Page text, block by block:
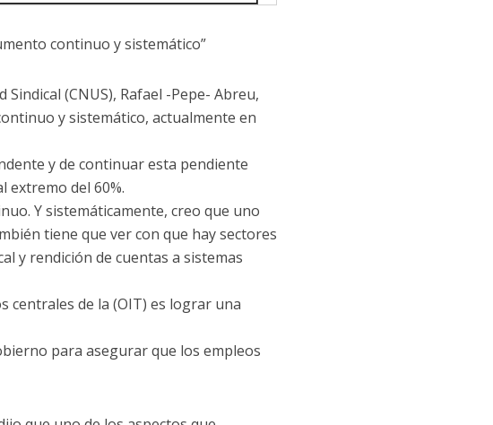
continuo y sistemático”
(CNUS), Rafael -Pepe- Abreu,
y sistemático, actualmente en
y de continuar esta pendiente
extremo del 60%.
Y sistemáticamente, creo que uno
tiene que ver con que hay sectores
y rendición de cuentas a sistemas
centrales de la (OIT) es lograr una
para asegurar que los empleos